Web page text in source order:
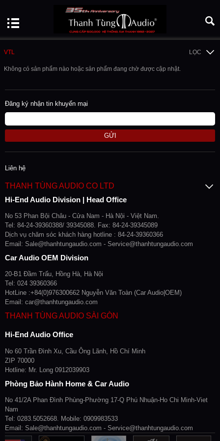
VTL LỌC
Không có sản phẩm nào hoặc sản phẩm đang chờ được cập nhật.
Đăng ký nhận tin khuyến mại
GỬI
Liên hệ
THANH TÙNG AUDIO CO LTD
Hi-End Audio Division | Head Office
No 53 Phan Bội Châu - Cửa Nam - Hà Nội - Việt Nam.
Tel: 84-24-39360388/ 39345088. Fax: 84-24-39345089
Dịch vụ chăm sóc khách hàng hotline : 84-24-39360366
Email: Sale@thanhtungaudio.com - Service@thanhtungaudio.com
Car Audio OEM Division
20-B1 Đầm Trấu, Hồng Hà, Hà Nội
Tel: 024 39360366
HotLine :+84(0)976300662 Nguyễn Văn Toàn (Car Audio|OEM)
Email: car@thanhtungaudio.com
THANH TÙNG AUDIO SÀI GÒN
Hi-End Audio Office
No 60 Trần Đình Xu, Cầu Ông Lãnh, Hồ Chí Minh
ZIP 70000
Hotline: Mr. Long 0912039903
Phòng Bảo Hành Home & Car Audio
No 41/2A Phan Đình Phùng-Phường 17-Q Phú Nhuận-Ho Chi Minh-Viet
Nam
Tel: 0283.5052668. Mobile: 0909983533
Email: Sale@thanhtungaudio.com - Service@thanhtungaudio.com